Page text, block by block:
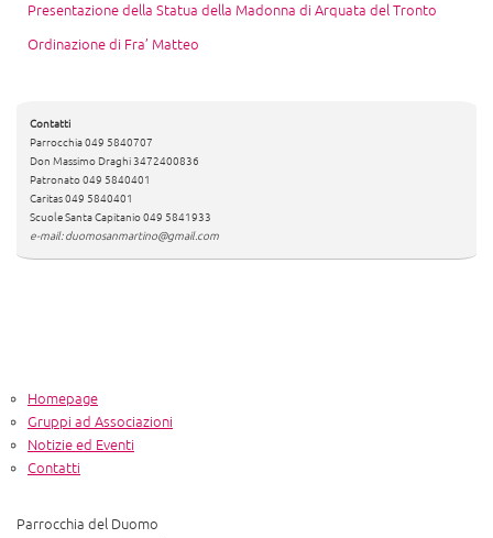
Presentazione della Statua della Madonna di Arquata del Tronto
Ordinazione di Fra’ Matteo
Contatti
Parrocchia 049 5840707
Don Massimo Draghi 3472400836
Patronato 049 5840401
Caritas 049 5840401
Scuole Santa Capitanio 049 5841933
e-mail: duomosanmartino@gmail.com
Homepage
Gruppi ad Associazioni
Notizie ed Eventi
Contatti
Parrocchia del Duomo